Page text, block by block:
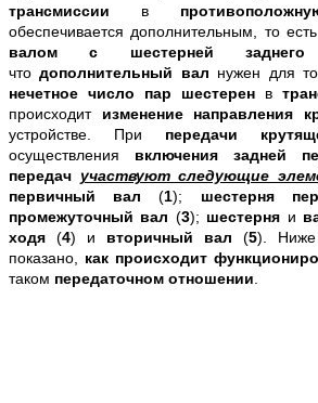
трансмиссии в
обеспечивается дополнительным, то
валомс шестерней
что дополнительный вал нужен для
нечетное число пар шестерен в
происходит изменение направления
устройстве. При передачи
осуществления включения задней
передач участвуют следующие
первичный вал (1); шестерня
промежуточный вал (3); шестерня и
ходя (4) и вторичный вал (5).
показано, как происходит
таком передаточном отношении